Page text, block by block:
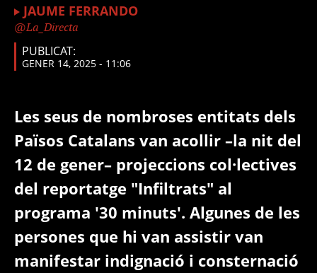
JAUME FERRANDO
La_Directa
PUBLICAT:
GENER 14, 2025 - 11:06
Les seus de nombroses entitats dels
Països Catalans van acollir –la nit del
12 de gener– projeccions col·lectives
del reportatge "Infiltrats" al
programa '30 minuts'. Algunes de les
persones que hi van assistir van
manifestar indignació i consternació